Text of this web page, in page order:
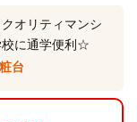
オリティマンシ
校に通学便利☆
台